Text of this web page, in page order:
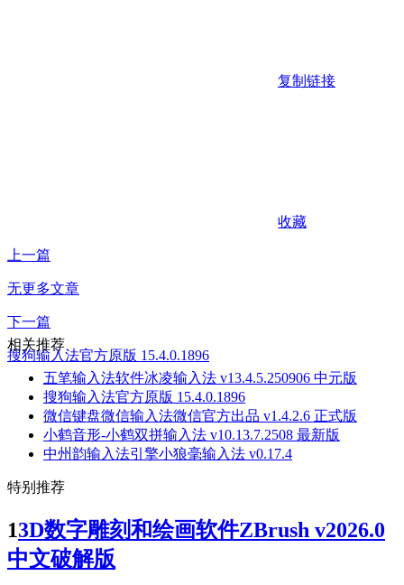
复制链接
收藏
上一篇
无更多文章
下一篇
搜狗输入法官方原版 15.4.0.1896
相关推荐
五笔输入法软件冰凌输入法 v13.4.5.250906 中元版
搜狗输入法官方原版 15.4.0.1896
微信键盘微信输入法微信官方出品 v1.4.2.6 正式版
小鹤音形-小鹤双拼输入法 v10.13.7.2508 最新版
中州韵输入法引擎小狼毫输入法 v0.17.4
特别推荐
13D数字雕刻和绘画软件ZBrush v2026.0
中文破解版